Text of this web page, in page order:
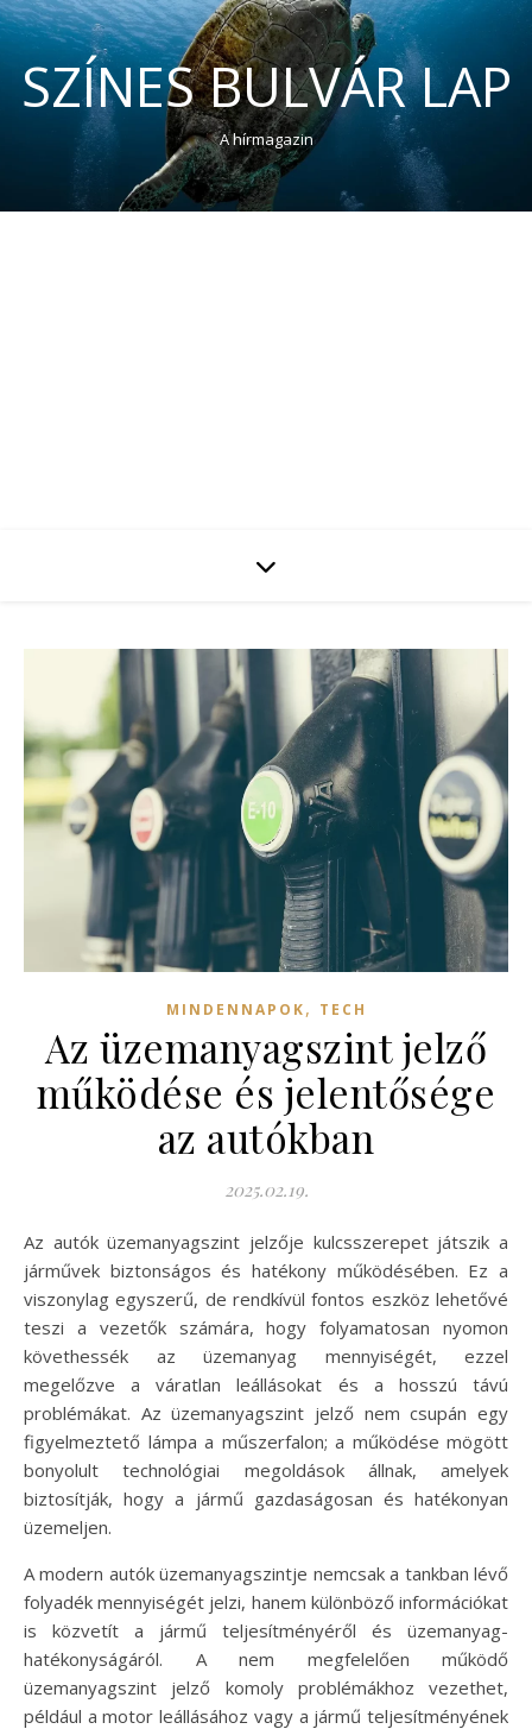
SZÍNES BULVÁR LAP
A hírmagazin
MINDENNAPOK, TECH
Az üzemanyagszint jelző
működése és jelentősége
az autókban
2025.02.19.
Az autók üzemanyagszint jelzője kulcsszerepet játszik a
járművek biztonságos és hatékony működésében. Ez a
viszonylag egyszerű, de rendkívül fontos eszköz lehetővé
teszi a vezetők számára, hogy folyamatosan nyomon
követhessék az üzemanyag mennyiségét, ezzel
megelőzve a váratlan leállásokat és a hosszú távú
problémákat. Az üzemanyagszint jelző nem csupán egy
figyelmeztető lámpa a műszerfalon; a működése mögött
bonyolult technológiai megoldások állnak, amelyek
biztosítják, hogy a jármű gazdaságosan és hatékonyan
üzemeljen.
A modern autók üzemanyagszintje nemcsak a tankban lévő
folyadék mennyiségét jelzi, hanem különböző információkat
is közvetít a jármű teljesítményéről és üzemanyag-
hatékonyságáról. A nem megfelelően működő
üzemanyagszint jelző komoly problémákhoz vezethet,
például a motor leállásához vagy a jármű teljesítményének